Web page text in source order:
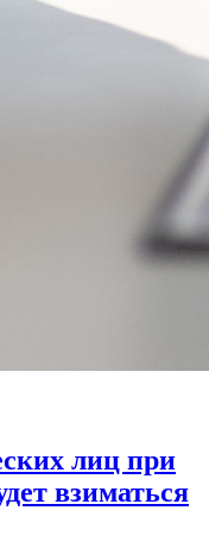
лиц при
взиматься